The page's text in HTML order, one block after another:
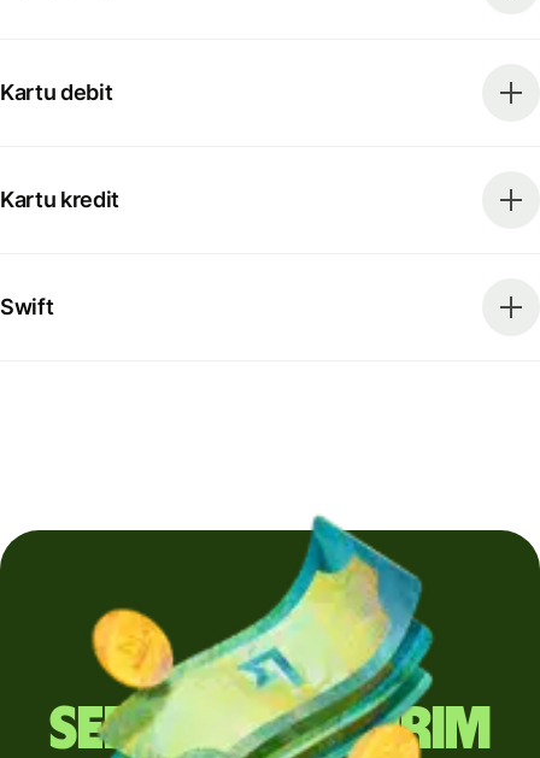
Kartu debit
Kartu kredit
Swift
Sering mengirim